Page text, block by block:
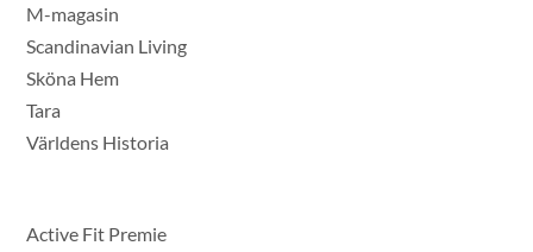
M-magasin
Scandinavian Living
Sköna Hem
Tara
Världens Historia
Active Fit Premie